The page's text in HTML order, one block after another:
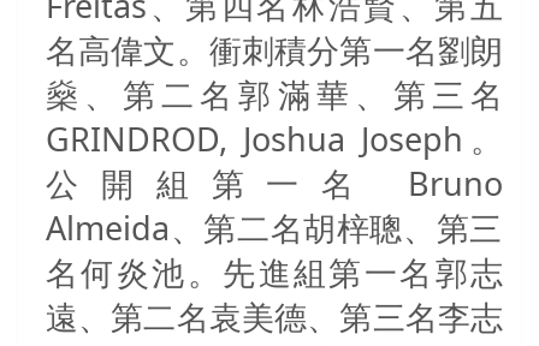
名高偉文。衝刺積分第一名劉朗
燊、第二名郭滿華、第三名
GRINDROD, Joshua Joseph。
公開組第一名 Bruno
Almeida、第二名胡梓聰、第三
名何炎池。先進組第一名郭志
遠、第二名袁美德、第三名李志